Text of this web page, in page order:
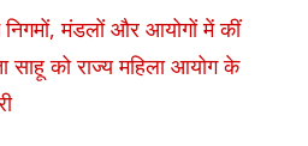
निगमों, मंडलों और आयोगों में कीं
साहू को राज्य महिला आयोग के